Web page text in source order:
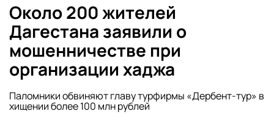
Около 200 жителей
Дагестана заявили о
мошенничестве при
организации хаджа
Паломники обвиняют главу турфирмы «Дербент-тур» в
хищении более 100 млн рублей